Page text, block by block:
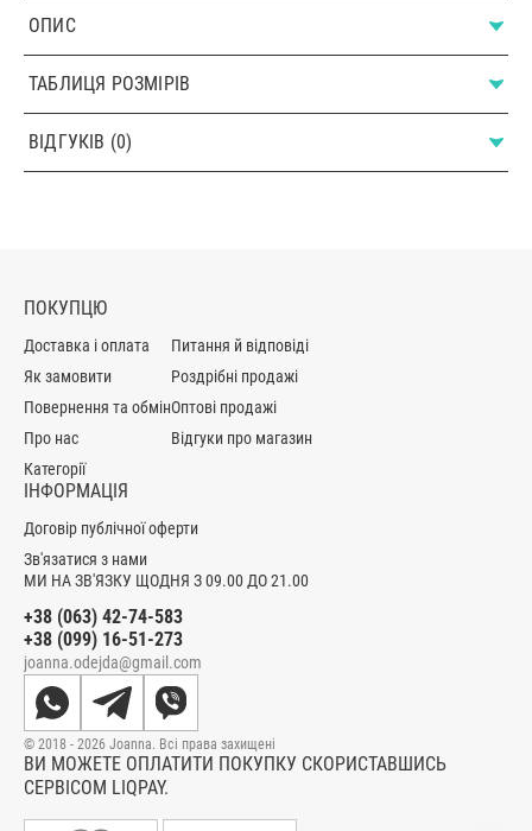
ОПИС
ТАБЛИЦЯ РОЗМІРІВ
ВІДГУКІВ (0)
МИ НА ЗВ'ЯЗКУ ЩОДНЯ З 09.00 ДО 21.00
+38 (063) 42-74-583
+38 (099) 16-51-273
joanna.odejda@gmail.com
ПОКУПЦЮ
Доставка і оплата
Як замовити
Повернення та обмін
Про нас
Категорії
Питання й відповіді
Роздрібні продажі
Оптові продажі
Відгуки про магазин
ІНФОРМАЦІЯ
Договір публічної оферти
Зв'язатися з нами
ВИ МОЖЕТЕ ОПЛАТИТИ ПОКУПКУ СКОРИСТАВШИСЬ
СЕРВІСОМ LIQPAY.
© 2018 - 2026 Joanna. Всі права захищені